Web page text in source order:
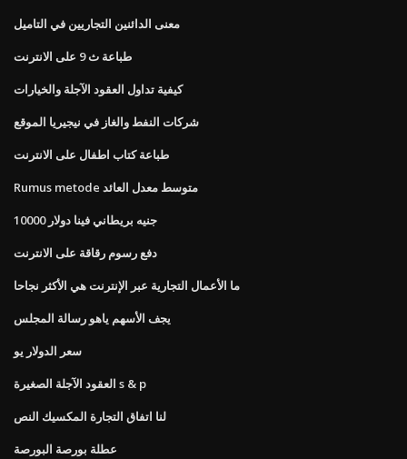
معنى الدائنين التجاريين في التاميل
طباعة ث 9 على الانترنت
كيفية تداول العقود الآجلة والخيارات
شركات النفط والغاز في نيجيريا الموقع
طباعة كتاب اطفال على الانترنت
Rumus metode متوسط ​​معدل العائد
10000 جنيه بريطاني فينا دولار
دفع رسوم رقاقة على الانترنت
ما الأعمال التجارية عبر الإنترنت هي الأكثر نجاحا
يجف الأسهم ياهو رسالة المجلس
سعر الدولار يو
العقود الآجلة الصغيرة s & p
لنا اتفاق التجارة المكسيك النص
عطلة بورصة البورصة